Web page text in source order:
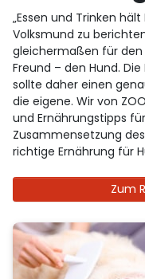
„Essen und Trinken
Volksmund zu
gleichermaßen für
Freund – den Hund.
sollte daher einen
die eigene. Wir von
und Ernährungstipps
Zusammensetzung
richtige Ernährung für
Zum